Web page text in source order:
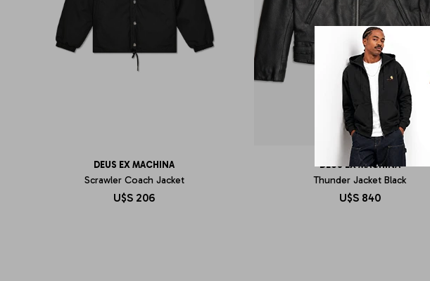
DEUS EX MACHINA
Scrawler Coach Jacket
U$S 206
DEUS EX MACHINA
Thunder Jacket Black
U$S 840